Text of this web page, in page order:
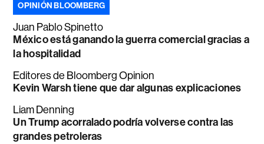
OPINIÓN BLOOMBERG
Juan Pablo Spinetto
México está ganando la guerra comercial gracias a
la hospitalidad
Editores de Bloomberg Opinion
Kevin Warsh tiene que dar algunas explicaciones
Liam Denning
Un Trump acorralado podría volverse contra las
grandes petroleras